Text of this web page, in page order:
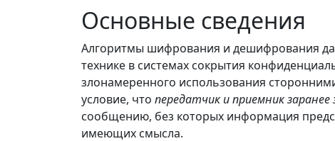
Основные сведения
Алгоритмы шифрования и дешифрования
технике в системах сокрытия
злонамеренного использования
условие, что передатчик и приемник
сообщению, без которых информация
имеющих смысла.